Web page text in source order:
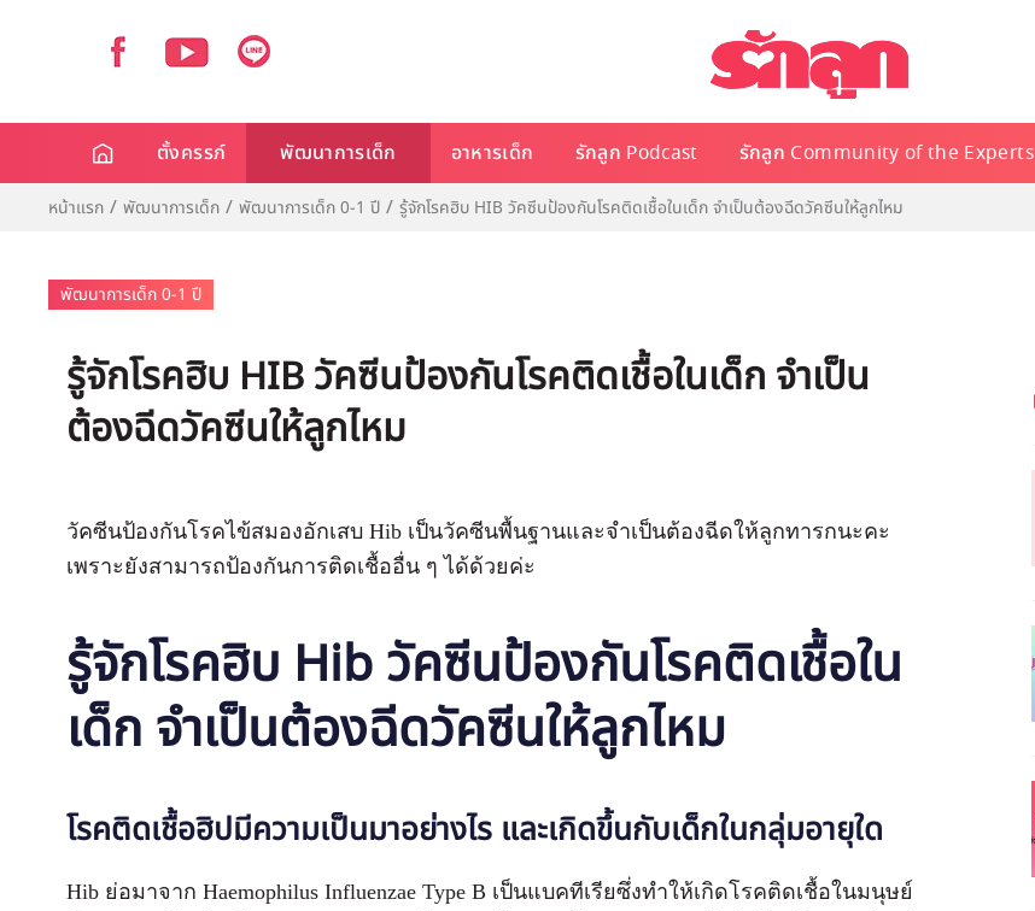
ตั้งครรภ์ พัฒนาการเด็ก อาหารเด็ก รักลูก Podcast รักลูก Community of the Experts
หน้าแรก พัฒนาการเด็ก พัฒนาการเด็ก 0-1 ปี รู้จักโรคฮิบ HIB วัคซีนป้องกันโรคติดเชื้อในเด็ก จำเป็นต้องฉีดวัคซีนให้ลูกไหม
พัฒนาการเด็ก 0-1 ปี
รู้จักโรคฮิบ HIB วัคซีนป้องกันโรคติดเชื้อในเด็ก จำเป็น
ต้องฉีดวัคซีนให้ลูกไหม
วัคซีนป้องกันโรคไข้สมองอักเสบ Hib เป็นวัคซีนพื้นฐานและจำเป็นต้องฉีดให้ลูกทารกนะคะ
เพราะยังสามารถป้องกันการติดเชื้ออื่น ๆ ได้ด้วยค่ะ
รู้จักโรคฮิบ Hib วัคซีนป้องกันโรคติดเชื้อใน
เด็ก จำเป็นต้องฉีดวัคซีนให้ลูกไหม
โรคติดเชื้อฮิปมีความเป็นมาอย่างไร และเกิดขึ้นกับเด็กในกลุ่มอายุใด
Hib ย่อมาจาก Haemophilus Influenzae Type B เป็นแบคทีเรียซึ่งทำให้เกิดโรคติดเชื้อในมนุษย์